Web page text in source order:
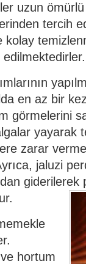
uzun
tercih
kolay
edilmektedirler.
en az bir
görmelerini
yayarak
zarar
jaluzi
giderilerek
hortum